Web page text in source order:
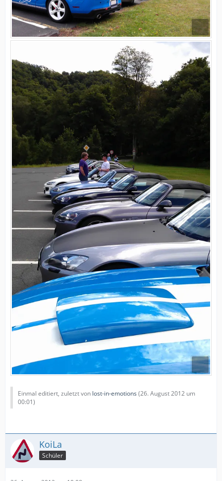
Einmal editiert, zuletzt von lost-in-emotions (26. August 2012 um
00:01)
KoiLa
Schüler